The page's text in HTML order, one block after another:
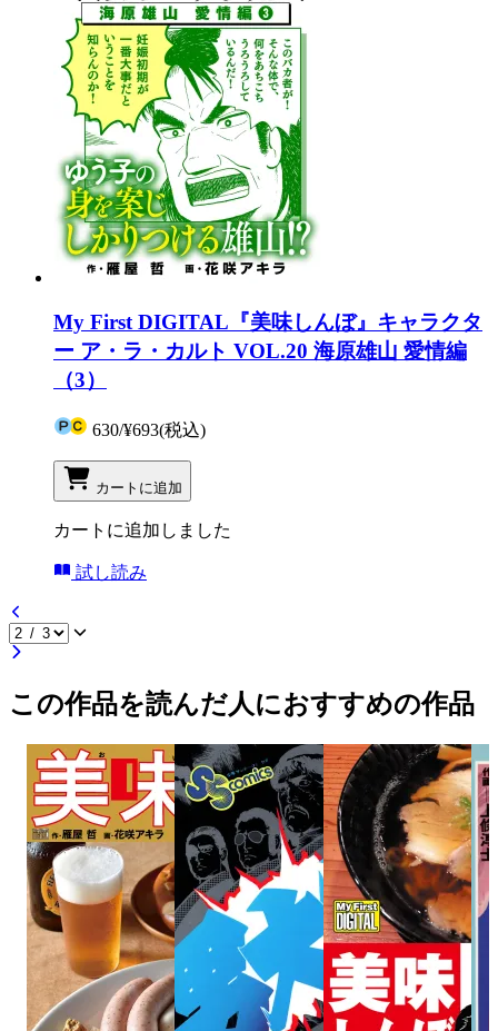
My First DIGITAL『美味しんぼ』キャラクタ
ー ア・ラ・カルト VOL.20 海原雄山 愛情編
（3）
630/¥693(税込)
カートに追加
カートに追加しました
試し読み
この作品を読んだ人におすすめの作品